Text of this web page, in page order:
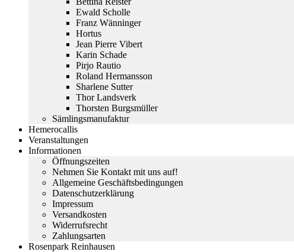
Ewald Scholle
Franz Wänninger
Hortus
Jean Pierre Vibert
Karin Schade
Pirjo Rautio
Roland Hermansson
Sharlene Sutter
Thor Landsverk
Thorsten Burgsmüller
Sämlingsmanufaktur
Hemerocallis
Veranstaltungen
Informationen
Öffnungszeiten
Nehmen Sie Kontakt mit uns auf!
Allgemeine Geschäftsbedingungen
Datenschutzerklärung
Impressum
Versandkosten
Widerrufsrecht
Zahlungsarten
Rosenpark Reinhausen